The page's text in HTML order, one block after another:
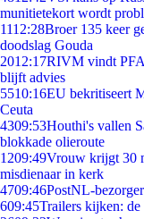
munitietekort wordt
1112:28Broer 135 keer
doodslag Gouda
2012:17RIVM vindt
blijft advies
5510:16EU bekritiseert
Ceuta
4309:53Houthi's vallen
blokkade olieroute
1209:49Vrouw krijgt 30
misdienaar in kerk
4709:46PostNL-
609:45Trailers kijken: de